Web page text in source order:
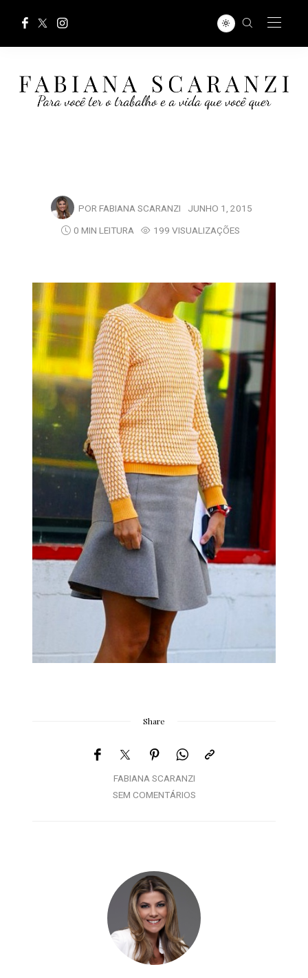
POR FABIANA SCARANZI JUNHO 1, 2015
0 MIN LEITURA
199 VISUALIZAÇÕES
Share
FABIANA SCARANZI
SEM COMENTÁRIOS